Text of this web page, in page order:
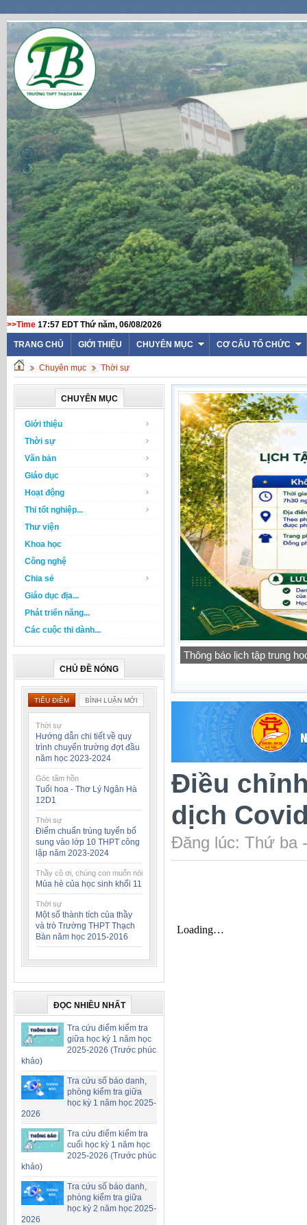
>>Time 17:57 EDT Thứ năm, 06/08/2026
TRANG CHỦ
GIỚI THIỆU CHUYÊN MỤC CƠ CẤU TỔ CHỨC
Chuyên mục Thời sự
CHUYÊN MỤC
Giới thiệu
Thời sự
Văn bản
Giáo dục
Hoạt động
Thi tốt nghiệp...
Thư viện
Khoa học
Công nghệ
Chia sẻ
Giáo dục địa...
Phát triển năng...
Các cuộc thi dành...
CHỦ ĐỀ NÓNG
TIÊU ĐIỂM BÌNH LUẬN MỚI
Thời sự
Hướng dẫn chi tiết về quy
trình chuyển trường đợt đầu
năm học 2023-2024
Góc tâm hồn
Tuổi hoa - Thơ Lý Ngân Hà
12D1
Thời sự
Điểm chuẩn trúng tuyển bổ
sung vào lớp 10 THPT công
lập năm 2023-2024
Thầy cô ơi, chúng con muốn nói
Mùa hè của học sinh khối 11
Thời sự
Một số thành tích của thầy
và trò Trường THPT Thạch
Bàn năm học 2015-2016
ĐỌC NHIỀU NHẤT
Tra cứu điểm kiểm tra
giữa học kỳ 1 năm học
2025-2026 (Trước phúc
khảo)
Tra cứu số báo danh,
phòng kiểm tra giữa
học kỳ 1 năm học 2025-
2026
Tra cứu điểm kiểm tra
cuối học kỳ 1 năm học
2025-2026 (Trước phúc
khảo)
Tra cứu số báo danh,
phòng kiểm tra giữa
học kỳ 2 năm học 2025-
2026
Báo cáo thường niên của
học 2025-2026
Điều
dịch
Đăng lúc: Thứ ba